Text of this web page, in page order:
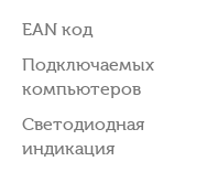
EAN код
Подключаемых
компьютеров
Светодиодная
индикация